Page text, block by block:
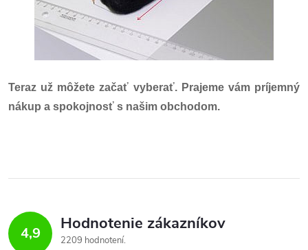
Teraz už môžete začať vyberať. Prajeme vám príjemný
nákup a spokojnosť s našim obchodom.
4,9 Hodnotenie zákazníkov
2209 hodnotení